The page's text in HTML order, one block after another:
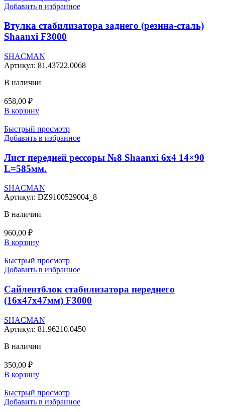
Добавить в избранное
Втулка стабилизатора заднего (резина-сталь)
Shaanxi F3000
SHACMAN
Артикул: 81.43722.0068
В наличии
658,00 ₽
В корзину
Быстрый просмотр
Добавить в избранное
Лист передней рессоры №8 Shaanxi 6х4 14×90
L=585мм.
SHACMAN
Артикул: DZ9100529004_8
В наличии
960,00 ₽
В корзину
Быстрый просмотр
Добавить в избранное
Сайлентблок стабилизатора переднего
(16x47x47мм) F3000
SHACMAN
Артикул: 81.96210.0450
В наличии
350,00 ₽
В корзину
Быстрый просмотр
Добавить в избранное